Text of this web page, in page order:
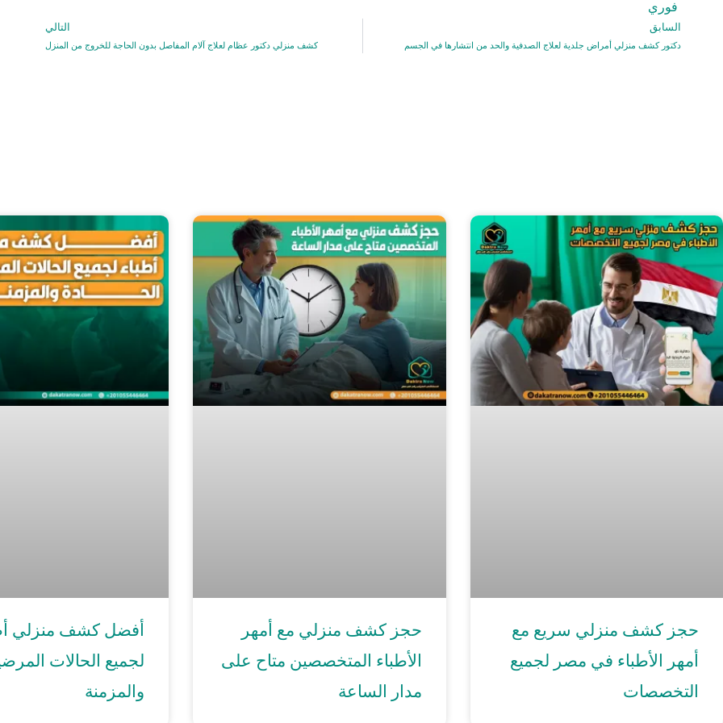
فوري
Prev
السابق
دكتور كشف منزلي أمراض جلدية لعلاج الصدفية والحد من انتشارها في الجسم
التالي
كشف منزلي دكتور عظام لعلاج آلام المفاصل بدون الحاجة للخروج من المنزل
حجز كشف منزلي سريع مع
أمهر الأطباء في مصر لجميع
التخصصات
حجز كشف منزلي مع أمهر
الأطباء المتخصصين متاح على
مدار الساعة
أفضل كشف منزلي
لجميع الحالات
والمزمنة